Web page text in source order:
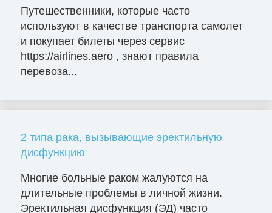
Путешественники, которые часто
используют в качестве транспорта самолет
и покупает билеты через сервис
https://airlines.aero , знают правила
перевоза...
2 типа рака, вызывающие эректильную
дисфункцию
Многие больные раком жалуются на
длительные проблемы в личной жизни.
Эректильная дисфункция (ЭД) часто